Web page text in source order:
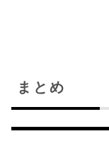
まとめ